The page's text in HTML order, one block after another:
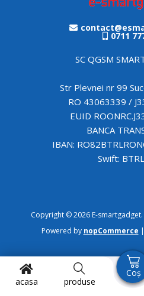
acasa produse
Coș
0711
SC QGSM
Str Plevnei nr 99
RO 43063339 /
EUID
BANCA
IBAN:
Swift:
Copyright © 2026 E-
Powered by nopCommerce